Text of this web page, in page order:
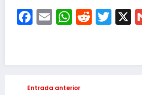
Facebook
EmailReddit
X
Entrada anterior